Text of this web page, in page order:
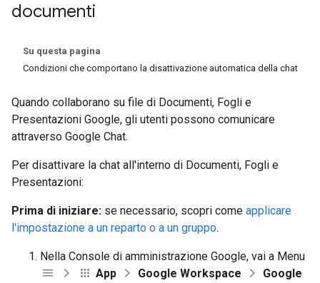
documenti
Su questa pagina
Condizioni che comportano la disattivazione automatica della chat
Quando collaborano su file di Documenti, Fogli e
Presentazioni Google, gli utenti possono comunicare
attraverso Google Chat.
Per disattivare la chat all'interno di Documenti, Fogli e
Presentazioni:
Prima di iniziare: se necessario, scopri come applicare
l'impostazione a un reparto o a un gruppo.
Nella Console di amministrazione Google, vai a Menu
App
Google Workspace
Google